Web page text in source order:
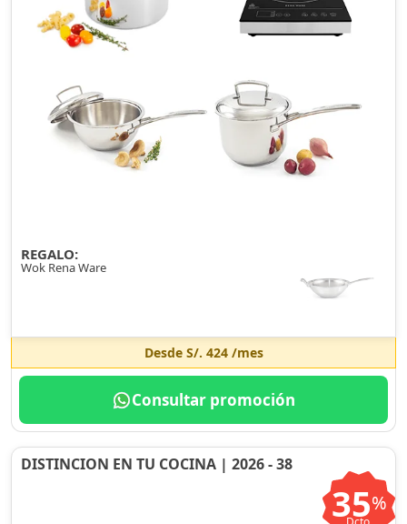
REGALO:
Wok Rena Ware
Desde S/. 424/mes
Consultar promoción
DISTINCION EN TU COCINA | 2026 - 38
35%